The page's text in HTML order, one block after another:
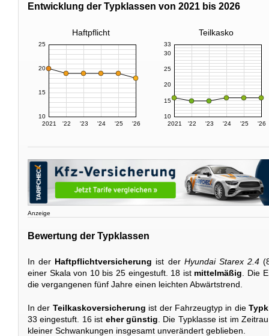
Entwicklung der Typklassen von 2021 bis 2026
Haftpflicht Teilkasko
2021 '22 '23 '24 '25 '26
10
15
20
25
2021 '22 '23 '24 '25 '26
10
15
20
25
30
33
Anzeige
Bewertung der Typklassen
In der Haftpflichtversicherung ist der Hyundai Starex 2.4
einer Skala von 10 bis 25 eingestuft. 18 ist mittelmäßig . Die
die vergangenen fünf Jahre einen leichten Abwärtstrend.
In der Teilkaskoversicherung ist der Fahrzeugtyp in die
33 eingestuft. 16 ist eher günstig . Die Typklasse ist im
kleiner Schwankungen insgesamt unverändert geblieben.